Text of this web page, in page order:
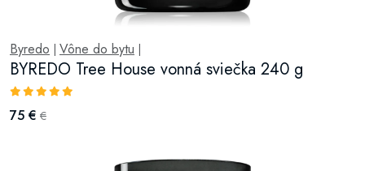
Byredo Vône do bytu
BYREDO Tree House vonná sviečka 240 g
75 € €